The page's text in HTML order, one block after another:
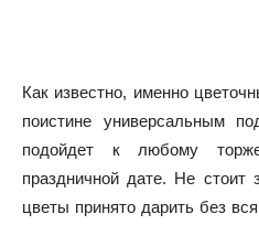
Как известно, именно
поистине универсальным
подойдет к любому
праздничной дате. Не
цветы принято дарить без